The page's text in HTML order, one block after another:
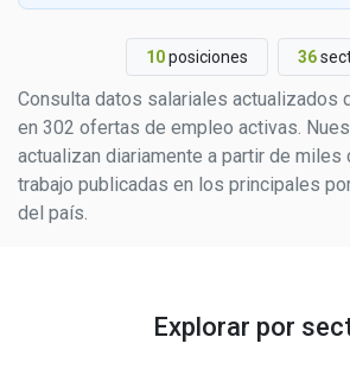
10posiciones 36
Consulta datos salariales actualizados
en 302 ofertas de empleo activas.
actualizan diariamente a partir de miles
trabajo publicadas en los principales
del país.
Explorar por